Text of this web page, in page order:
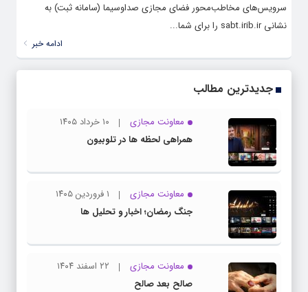
سرویس‌های مخاطب‌محور فضای مجازی صداوسیما (سامانه ثبت) به
نشانی sabt.irib.ir را برای شما...
ادامه خبر
جدیدترین مطالب
معاونت مجازی
۱۰ خرداد ۱۴۰۵
همراهی لحظه ها در تلوبیون
معاونت مجازی
۱ فروردین ۱۴۰۵
جنگ رمضان؛ اخبار و تحلیل ها
معاونت مجازی
۲۲ اسفند ۱۴۰۴
صالح بعد صالح